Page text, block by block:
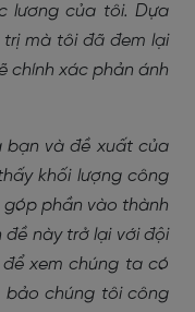
lương của tôi. Dựa
mà tôi đã đem lại
chính xác phản ánh
bạn và đề xuất của
khối lượng công
phần vào thành
này trở lại với đội
xem chúng ta có
bảo chúng tôi công